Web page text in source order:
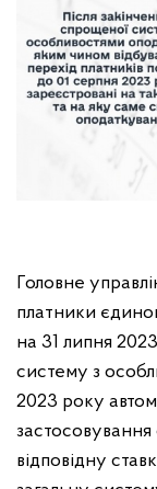
Головне
платники
на 31 липня
систему з
2023 року
відповідну